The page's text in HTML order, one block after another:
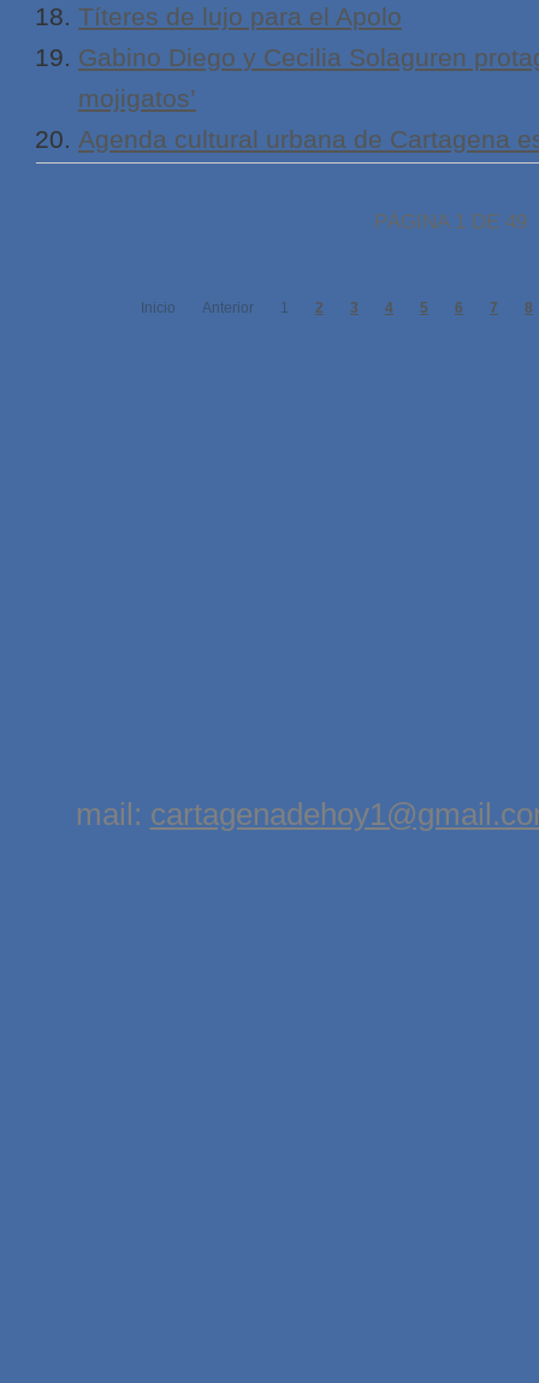
Títeres de lujo para el Apolo
Gabino Diego y Cecilia Solaguren
mojigatos’
Agenda cultural urbana de Cartagena
PÁGINA 1 DE 49
Inicio Anterior 1 2 3 4 5 6 7 8
mail: